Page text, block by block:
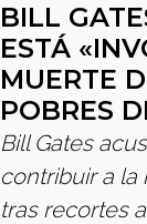
BILL
ESTÁ
MUERTE
POBRES
Bill Gates
contribuir a
tras recortes